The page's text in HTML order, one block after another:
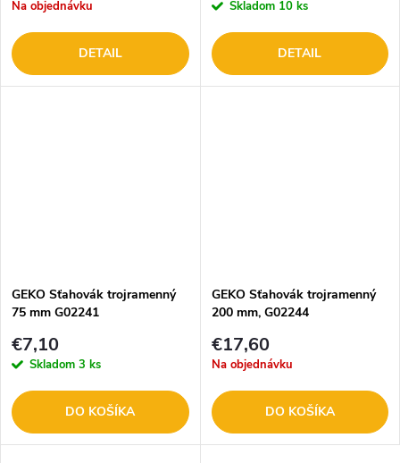
Na objednávku
DETAIL
Skladom 10 ks
DETAIL
GEKO Sťahovák trojramenný
75 mm G02241
€7,10
Skladom 3 ks
DO KOŠÍKA
GEKO Sťahovák trojramenný
200 mm, G02244
€17,60
Na objednávku
DO KOŠÍKA